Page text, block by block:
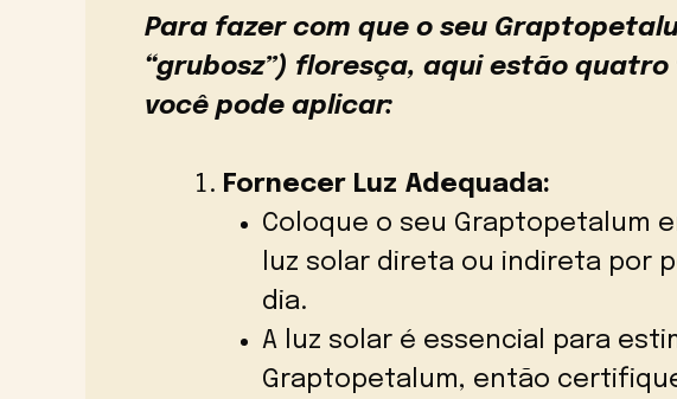
Para fazer com que o seu
“grubosz”) floresça, aqui estão
você pode aplicar:
Fornecer Luz Adequada:
Coloque o seu Graptopetalum
luz solar direta ou indireta por
dia.
A luz solar é essencial para
Graptopetalum, então